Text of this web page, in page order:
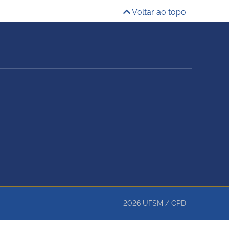
Voltar ao topo
2026 UFSM / CPD